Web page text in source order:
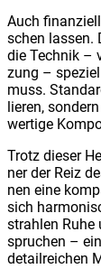
Auch
schen las­sen.
die Tech­nik –
zung –
muss.
lie­ren,
wer­ti­ge
Trotz die­ser
ner der Reiz
nen eine
sich
strah­len
spru­chen –
detail­rei­chen